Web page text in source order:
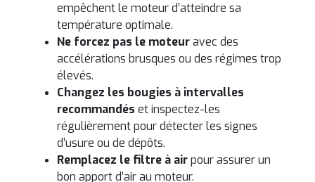
empêchent le moteur d’atteindre sa
température optimale.
Ne forcez pas le moteuravec des
accélérations brusques ou des régimes trop
élevés.
Changez les bougies à intervalles
recommandés et inspectez-les
régulièrement pour détecter les signes
d’usure ou de dépôts.
Remplacez le filtre à airpour assurer un
bon apport d’air au moteur.